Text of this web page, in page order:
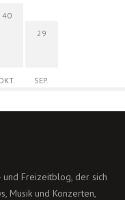
40
29
SEP.
und Freizeitblog, der sich
Musik und Konzerten,